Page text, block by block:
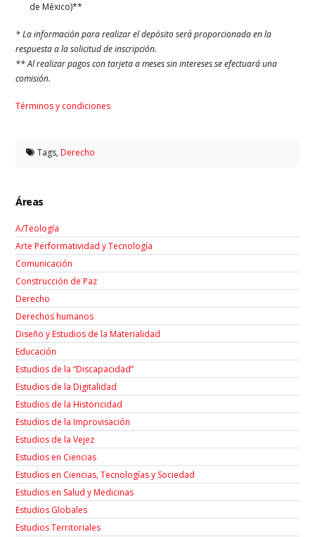
de México)**
* La información para realizar el depósito será proporcionada en la
respuesta a la solicitud de inscripción.
** Al realizar pagos con tarjeta a meses sin intereses se efectuará una
comisión.
Términos y condiciones
Tags,Derecho
Áreas
A/Teología
Arte Performatividad y Tecnología
Comunicación
Construcción de Paz
Derecho
Derechos humanos
Diseño y Estudios de la Materialidad
Educación
Estudios de la “Discapacidad”
Estudios de la Digitalidad
Estudios de la Historicidad
Estudios de la Improvisación
Estudios de la Vejez
Estudios en Ciencias
Estudios en Ciencias, Tecnologías y Sociedad
Estudios en Salud y Medicinas
Estudios Globales
Estudios Territoriales